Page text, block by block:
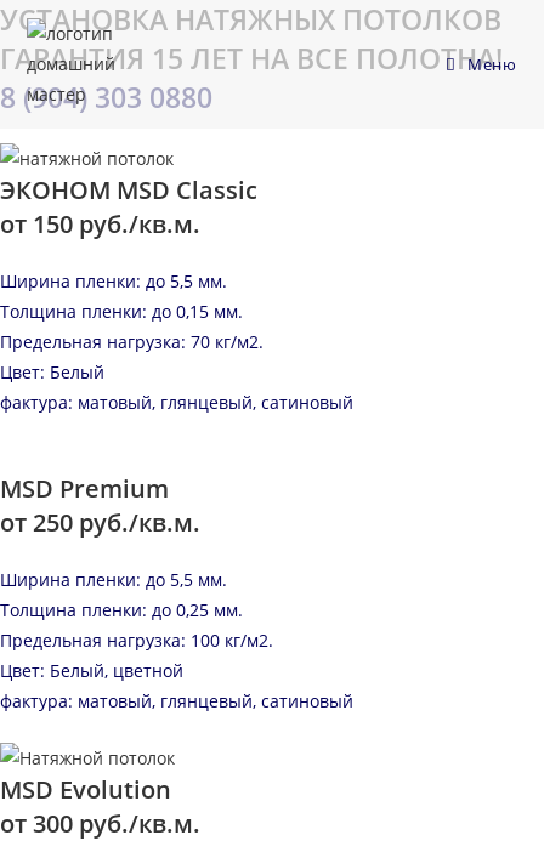
Перейти
к
содержимому
Меню
УСТАНОВКА НАТЯЖНЫХ ПОТОЛКОВ
ГАРАНТИЯ 15 ЛЕТ НА ВСЕ ПОЛОТНА!
8 (904) 303 0880
ЭКОНОМ MSD Classic
от 150 руб./кв.м.
Ширина пленки: до 5,5 мм.
Толщина пленки: до 0,15 мм.
Предельная нагрузка: 70 кг/м2.
Цвет: Белый
фактура: матовый, глянцевый, сатиновый
MSD Premium
от 250 руб./кв.м.
Ширина пленки: до 5,5 мм.
Толщина пленки: до 0,25 мм.
Предельная нагрузка: 100 кг/м2.
Цвет: Белый, цветной
фактура: матовый, глянцевый, сатиновый
MSD Evolution
от 300 руб./кв.м.